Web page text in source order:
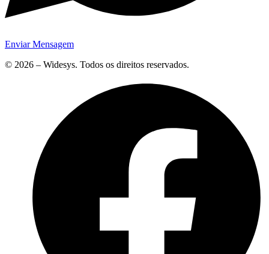
Enviar Mensagem
© 2026 – Widesys. Todos os direitos reservados.